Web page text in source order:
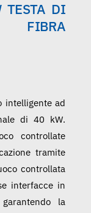
TESTA DI
FIBRA
intelligente ad
di 40 kW.
controllate
tramite
controllata
interfacce in
la